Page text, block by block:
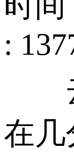
:
云
在